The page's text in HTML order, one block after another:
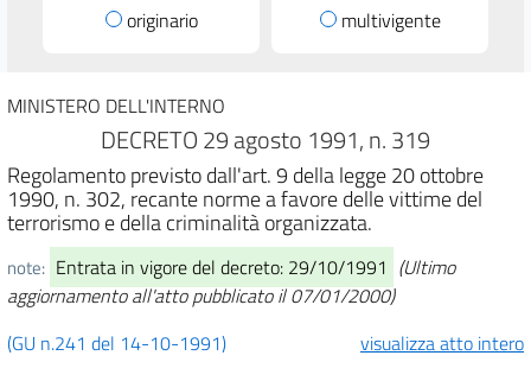
originario multivigente
MINISTERO DELL'INTERNO
DECRETO 29 agosto 1991, n. 319
Regolamento previsto dall'art. 9 della legge 20 ottobre
1990, n. 302, recante norme a favore delle vittime del
terrorismo e della criminalità organizzata.
note: Entrata in vigore del decreto: 29/10/1991 (Ultimo
aggiornamento all'atto pubblicato il 07/01/2000)
(GU n.241 del 14-10-1991)
visualizza atto intero